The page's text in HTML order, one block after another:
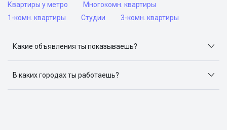
Квартиры у метро
Многокомн. квартиры
1-комн. квартиры
Студии 3-комн. квартиры
Какие объявления ты показываешь?
объявлений: ЦИАН, Домклик, Яндекс.Недвижимость,
Авито, Самолет.Плюс.
В каких городах ты работаешь?